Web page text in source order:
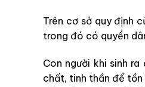
Trên cơ sở quy định
trong đó có quyền
Con người khi sinh
chất, tinh thần để